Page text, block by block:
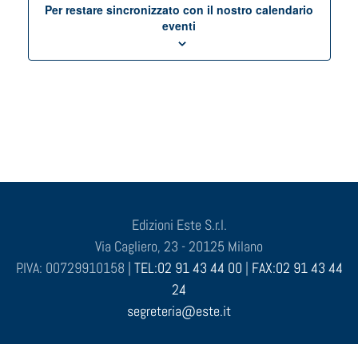
Per restare sincronizzato con il nostro calendario
eventi
Edizioni Este S.r.l.
Via Cagliero, 23 - 20125 Milano
P.IVA: 00729910158 | TEL:02 91 43 44 00 | FAX:02 91 43 44
24
segreteria@este.it